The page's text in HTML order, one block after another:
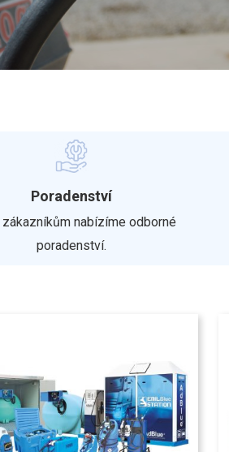
Poradenství
nabízíme odborné
poradenství.